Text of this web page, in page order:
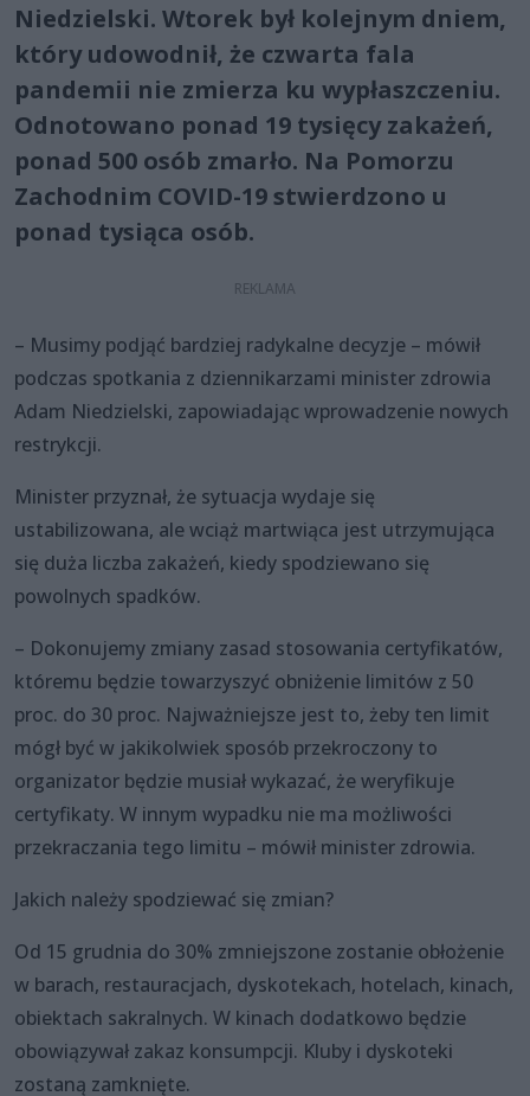
Niedzielski. Wtorek był kolejnym dniem,
który udowodnił, że czwarta fala
pandemii nie zmierza ku wypłaszczeniu.
Odnotowano ponad 19 tysięcy zakażeń,
ponad 500 osób zmarło. Na Pomorzu
Zachodnim COVID-19 stwierdzono u
ponad tysiąca osób.
– Musimy podjąć bardziej radykalne decyzje – mówił
podczas spotkania z dziennikarzami minister zdrowia
Adam Niedzielski, zapowiadając wprowadzenie nowych
restrykcji.
Minister przyznał, że sytuacja wydaje się
ustabilizowana, ale wciąż martwiąca jest utrzymująca
się duża liczba zakażeń, kiedy spodziewano się
powolnych spadków.
– Dokonujemy zmiany zasad stosowania certyfikatów,
któremu będzie towarzyszyć obniżenie limitów z 50
proc. do 30 proc. Najważniejsze jest to, żeby ten limit
mógł być w jakikolwiek sposób przekroczony to
organizator będzie musiał wykazać, że weryfikuje
certyfikaty. W innym wypadku nie ma możliwości
przekraczania tego limitu – mówił minister zdrowia.
Jakich należy spodziewać się zmian?
Od 15 grudnia do 30% zmniejszone zostanie obłożenie
w barach, restauracjach, dyskotekach, hotelach, kinach,
obiektach sakralnych. W kinach dodatkowo będzie
obowiązywał zakaz konsumpcji. Kluby i dyskoteki
zostaną zamknięte.